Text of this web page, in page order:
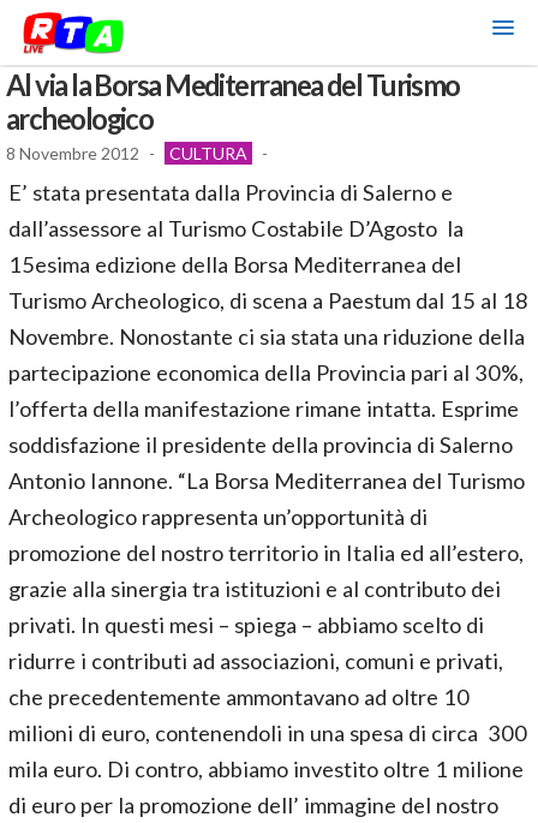
Al via la Borsa Mediterranea del Turismo
archeologico
8 Novembre 2012 - CULTURA -
E’ stata presentata dalla Provincia di Salerno e
dall’assessore al Turismo Costabile D’Agosto la
15esima edizione della Borsa Mediterranea del
Turismo Archeologico, di scena a Paestum dal 15 al 18
Novembre. Nonostante ci sia stata una riduzione della
partecipazione economica della Provincia pari al 30%,
l’offerta della manifestazione rimane intatta. Esprime
soddisfazione il presidente della provincia di Salerno
Antonio Iannone. “La Borsa Mediterranea del Turismo
Archeologico rappresenta un’opportunità di
promozione del nostro territorio in Italia ed all’estero,
grazie alla sinergia tra istituzioni e al contributo dei
privati. In questi mesi – spiega – abbiamo scelto di
ridurre i contributi ad associazioni, comuni e privati,
che precedentemente ammontavano ad oltre 10
milioni di euro, contenendoli in una spesa di circa 300
mila euro. Di contro, abbiamo investito oltre 1 milione
di euro per la promozione dell’ immagine del nostro